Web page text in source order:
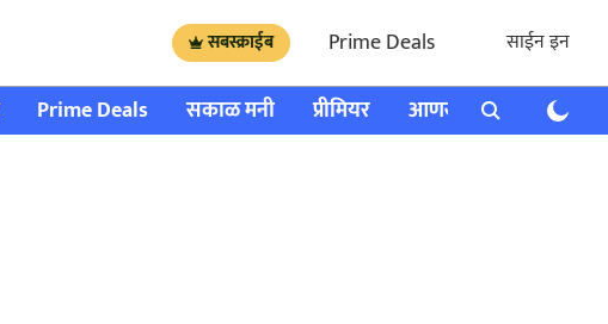
सबस्क्राईब Prime Deals साईन इन
Prime Deals सकाळ मनी प्रीमियर आणखी राशी भविष्य